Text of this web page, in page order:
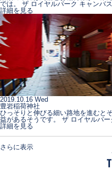
では。 ザ ロイヤルパーク キャンバ
詳細を見る
2019.10.16 Wed
豊岩稲荷神社
ひっそりと伸びる細い路地を進むと
益があるそうです。 ザ ロイヤルパ
詳細を見る
さらに表示